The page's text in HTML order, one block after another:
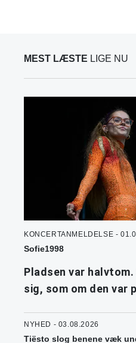
MEST LÆSTE LIGE NU
KONCERTANMELDELSE -
Sofie1998
Pladsen var
sig, som om den var
NYHED - 03.08.2026
Tiësto slog benene væk